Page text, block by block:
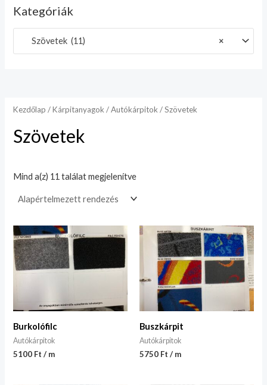
Kategóriák
×
Szövetek (11)
Kezdőlap /Kárpitanyagok /Autókárpitok / Szövetek
Szövetek
Mind a(z) 11 találat megjelenítve
Burkolófilc
Autókárpitok
5100 Ft / m
Buszkárpit
Autókárpitok
5750 Ft / m